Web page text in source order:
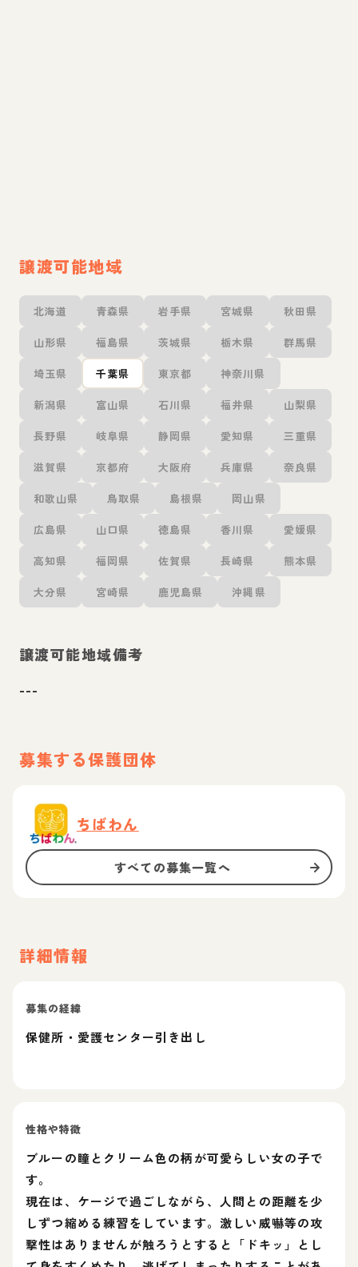
譲渡可能地域
北海道 青森県 岩手県 宮城県 秋田県
山形県 福島県 茨城県 栃木県 群馬県
埼玉県 千葉県 東京都 神奈川県
新潟県 富山県 石川県 福井県 山梨県
長野県 岐阜県 静岡県 愛知県 三重県
滋賀県 京都府 大阪府 兵庫県 奈良県
和歌山県 鳥取県 島根県 岡山県
広島県 山口県 徳島県 香川県 愛媛県
高知県 福岡県 佐賀県 長崎県 熊本県
大分県 宮崎県 鹿児島県 沖縄県
譲渡可能地域備考
---
募集する保護団体
ちばわん
すべての募集一覧へ
詳細情報
募集の経緯
保健所・愛護センター引き出し
性格や特徴
ブルーの瞳とクリーム色の柄が可愛らしい女の子で
す。
現在は、ケージで過ごしながら、人間との距離を少
しずつ縮める練習をしています。激しい威嚇等の攻
撃性はありませんが触ろうとすると「ドキッ」とし